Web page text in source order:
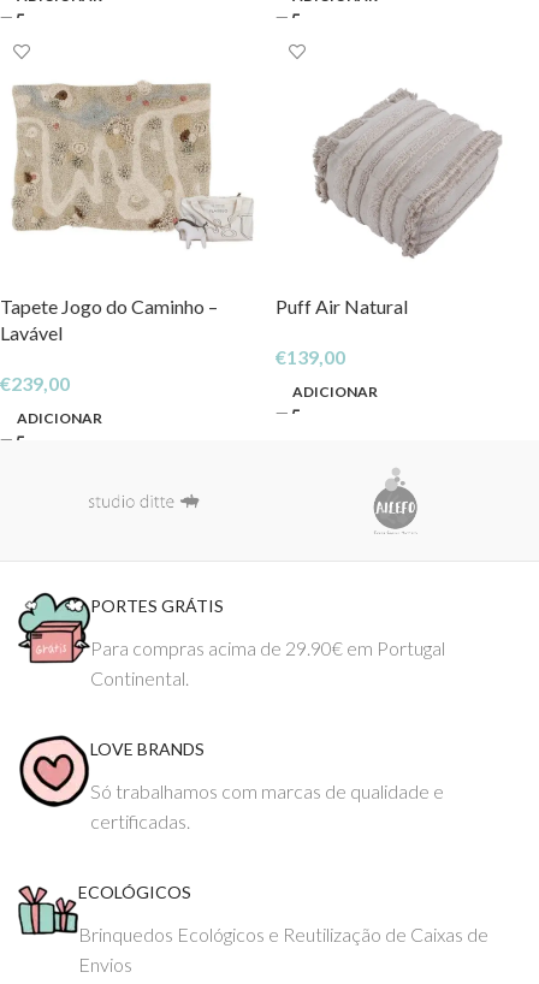
Tapete Jogo do Caminho –
Lavável
€239,00
ADICIONAR
Puff Air Natural
€139,00
ADICIONAR
PORTES GRÁTIS
Para compras acima de 29.90€ em Portugal
Continental.
LOVE BRANDS
Só trabalhamos com marcas de qualidade e
certificadas.
ECOLÓGICOS
Brinquedos Ecológicos e Reutilização de Caixas de
Envios